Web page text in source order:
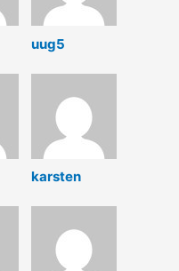
uug5
karsten